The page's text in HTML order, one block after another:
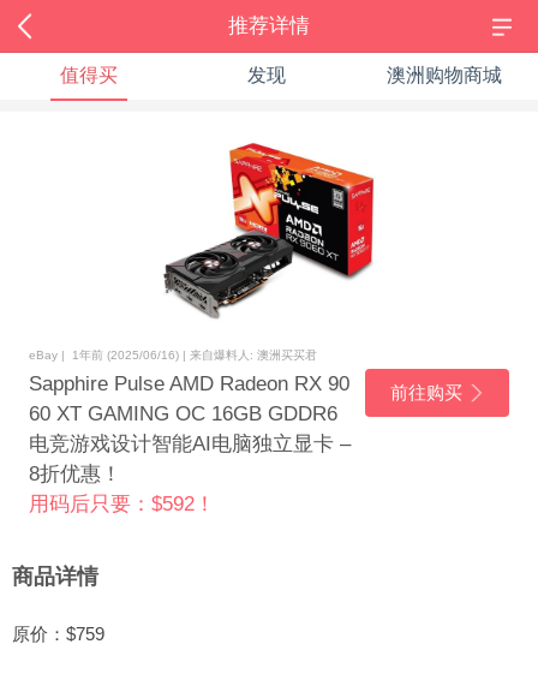
推荐详情
值得买 发现 澳洲购物商城
eBay | 1年前 (2025/06/16) | 来自爆料人: 澳洲买买君
Sapphire Pulse AMD Radeon RX 90
60 XT GAMING OC 16GB GDDR6
电竞游戏设计智能AI电脑独立显卡 –
8折优惠！
用码后只要：$592！
前往购买
商品详情
原价：$759